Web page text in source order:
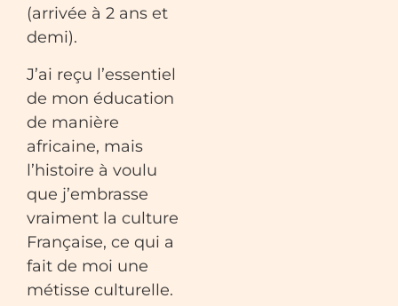
(arrivée à 2 ans et
demi).
J’ai reçu l’essentiel
de mon éducation
de manière
africaine, mais
l’histoire à voulu
que j’embrasse
vraiment la culture
Française, ce qui a
fait de moi une
métisse culturelle.